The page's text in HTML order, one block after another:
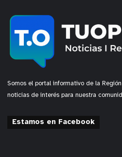
Somos el portal informativo de la
noticias de interés para nuestra
Estamos en Facebook